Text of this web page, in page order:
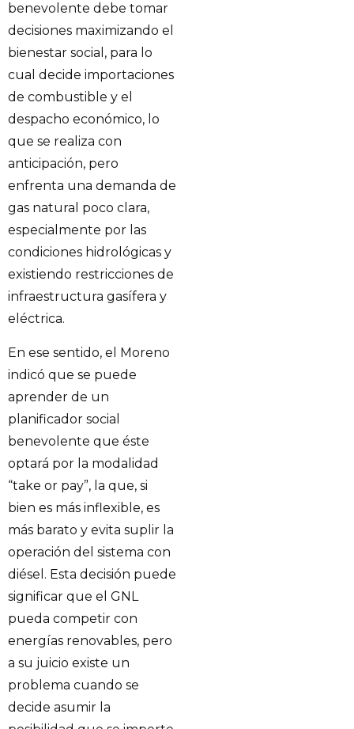
benevolente debe tomar
decisiones maximizando el
bienestar social, para lo
cual decide importaciones
de combustible y el
despacho económico, lo
que se realiza con
anticipación, pero
enfrenta una demanda de
gas natural poco clara,
especialmente por las
condiciones hidrológicas y
existiendo restricciones de
infraestructura gasífera y
eléctrica.
En ese sentido, el Moreno
indicó que se puede
aprender de un
planificador social
benevolente que éste
optará por la modalidad
“take or pay”, la que, si
bien es más inflexible, es
más barato y evita suplir la
operación del sistema con
diésel. Esta decisión puede
significar que el GNL
pueda competir con
energías renovables, pero
a su juicio existe un
problema cuando se
decide asumir la